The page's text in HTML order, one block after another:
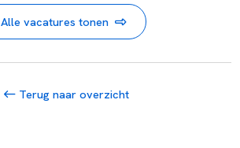
Alle vacatures tonen
Terug naar overzicht